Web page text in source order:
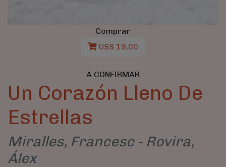
Comprar
U$S 19,00
A CONFIRMAR
Un Corazón Lleno De
Estrellas
Miralles, Francesc - Rovira,
Álex